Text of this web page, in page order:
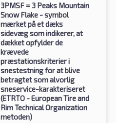
3PMSF = 3 Peaks Mountain
Snow Flake - symbol
mærket på et dæks
sidevæg som indikerer, at
dækket opfylder de
krævede
præstationskriterier i
snestestning for at blive
betragtet som alvorlig
sneservice-karakteriseret
(ETRTO - European Tire and
Rim Technical Organization
metoden)